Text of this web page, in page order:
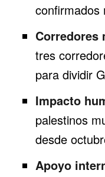
confirmados
Corredores
tres
para dividir
Impacto
palestinos
desde
Apoyo